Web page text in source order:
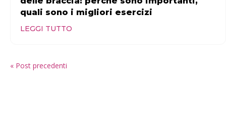
quali sono i migliori esercizi
LEGGI TUTTO
« Post precedenti